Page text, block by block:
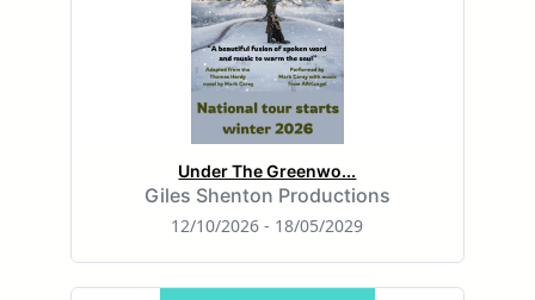
Under The Greenwo...
Giles Shenton Productions
12/10/2026 - 18/05/2029